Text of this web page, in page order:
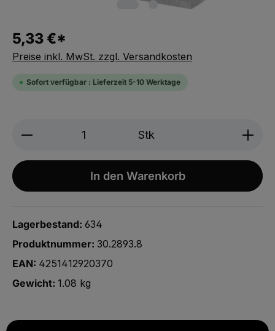
5,33 €*
Preise inkl. MwSt. zzgl. Versandkosten
Sofort verfügbar : Lieferzeit 5-10 Werktage
Produkt Anzahl: Gib den
Stk
In den Warenkorb
Lagerbestand: 634
Produktnummer: 30.2893.8
EAN: 4251412920370
Gewicht: 1.08 kg